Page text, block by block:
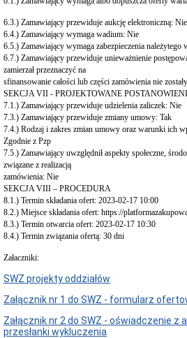
6.3.) Zamawiający przewiduje aukcję elektroniczną: Nie
6.4.) Zamawiający wymaga wadium: Nie
6.5.) Zamawiający wymaga zabezpieczenia
6.7.) Zamawiający przewiduje unieważnienie
zamierzał przeznaczyć na
sfinansowanie całości lub części zamówienia nie
SEKCJA VII - PROJEKTOWANE
7.1.) Zamawiający przewiduje udzielenia zaliczek: Nie
7.3.) Zamawiający przewiduje zmiany umowy: Tak
7.4.) Rodzaj i zakres zmian umowy oraz warunki ich
Zgodnie z Pzp
7.5.) Zamawiający uwzględnił aspekty społeczne,
związane z realizacją
zamówienia: Nie
SEKCJA VIII – PROCEDURA
8.1.) Termin składania ofert: 2023-02-17 10:00
8.2.) Miejsce składania ofert: https://
8.3.) Termin otwarcia ofert: 2023-02-17 10:30
8.4.) Termin związania ofertą: 30 dni
Załaczniki:
SWZ projekty oddziałów
Załącznik nr 1 do SWZ - formularz
Załącznik nr 2 do SWZ - oświadczenie
przesłanki wykluczenia